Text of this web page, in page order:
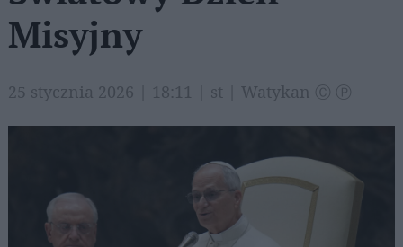
Misyjny
25 stycznia 2026 | 18:11 | st | Watykan Ⓒ Ⓟ